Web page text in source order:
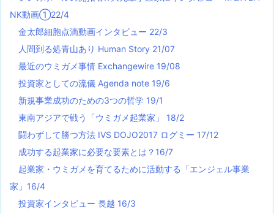
NK動画①22/4
金太郎細胞点滴動画インタビュー 22/3
人間到る処青山あり Human Story 21/07
最近のウミガメ事情 Exchangewire 19/08
投資家としての流儀 Agenda note 19/6
新規事業成功のための3つの哲学 19/1
東南アジアで戦う「ウミガメ起業家」 18/2
闘わずして勝つ方法 IVS DOJO2017 ログミー 17/12
成功する起業家に必要な要素とは？16/7
起業家・ウミガメを育てるために活動する「エンジェル事業
家」16/4
投資家インタビュー 長越 16/3